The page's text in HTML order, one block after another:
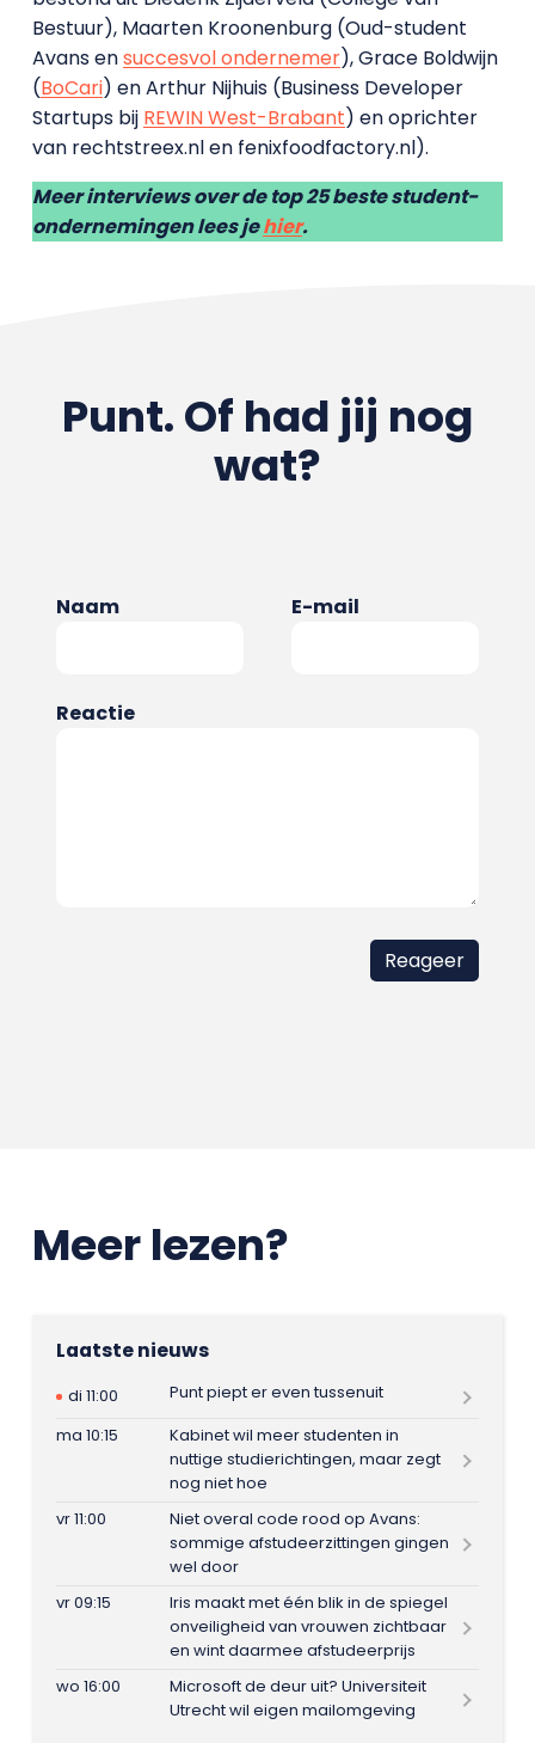
Bestuur), Maarten Kroonenburg (Oud-student
Avans ensuccesvol ondernemer), Grace Boldwijn
(BoCari) en Arthur Nijhuis (Business Developer
Startups bij REWIN West-Brabant) en oprichter
van rechtstreex.nl en fenixfoodfactory.nl).
Meer interviews over de top 25 beste student-
ondernemingen lees jehier.
Punt. Of had jij nog
wat?
Naam E-mail
Reactie
Meer lezen?
Laatste nieuws
di 11:00
Punt piept er even tussenuit
ma 10:15
Kabinet wil meer studenten in
nuttige studierichtingen, maar zegt
nog niet hoe
vr 11:00
Niet overal code rood op Avans:
sommige afstudeerzittingen gingen
wel door
vr 09:15
Iris maakt met één blik in de spiegel
onveiligheid van vrouwen zichtbaar
en wint daarmee afstudeerprijs
wo 16:00
Microsoft de deur uit? Universiteit
Utrecht wil eigen mailomgeving